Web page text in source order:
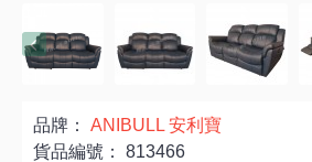
品牌： ANIBULL 安利寶
貨品編號： 813466